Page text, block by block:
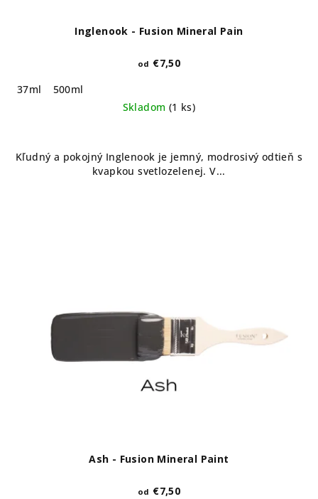
Inglenook - Fusion Mineral Pain
od €7,50
37ml
500ml
Skladom (1 ks)
Kľudný a pokojný Inglenook je jemný, modrosivý odtieň s
kvapkou svetlozelenej. V...
Ash - Fusion Mineral Paint
od €7,50